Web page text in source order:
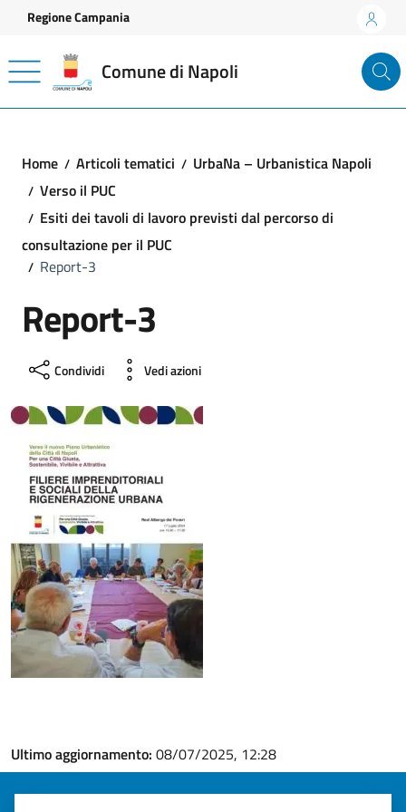
Vai ai contenuti
Vai al footer
Regione Campania
Comune di Napoli
Home Articoli tematici
UrbaNa – Urbanistica Napoli
Verso il PUC
Esiti dei tavoli di lavoro previsti dal percorso di
consultazione per il PUC
Report-3
Report-3
Condividi Vedi azioni
Ultimo aggiornamento: 08/07/2025, 12:28